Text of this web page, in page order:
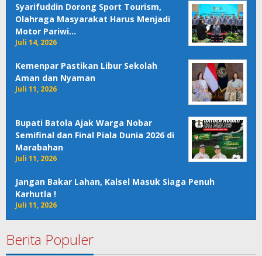
Syarifuddin Dorong Sport Tourism,
Olahraga Masyarakat Harus Menjadi
Motor Pariwi…
Juli 14, 2026
Kemenpar Pastikan Libur Sekolah
Aman dan Nyaman
Juli 11, 2026
Bupati Batola Ajak Warga Nobar
Semifinal dan Final Piala Dunia 2026 di
Marabahan
Juli 11, 2026
Jangan Bakar Lahan, Kalsel Masuk Siaga Penuh
Karhutla !
Juli 11, 2026
Berita Populer